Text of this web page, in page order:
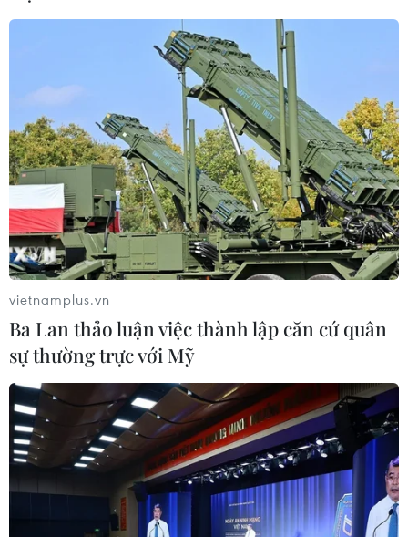
hưởng chế độ
Hỗ trợ hơn 2 tỷ đồng cho các hộ dân
bị ảnh hưởng từ dự án Cảng hàng
không Cà Mau
05/08/2026 14:58
Chính sách khuyến khích doanh
nghiệp tham gia hoạt động giáo dục
nghề nghiệp
05/08/2026 14:58
Đồng Nai: Cháy nhiều kiốt kinh
doanh gần khu vực chợ Biên Hòa
05/08/2026 14:57
Quy định mới về thủ tục hành chính
theo cơ chế một cửa, một cửa liên
vietnamplus.vn
Ba Lan thảo luận việc thành lập căn cứ quân
sự thường trực với Mỹ